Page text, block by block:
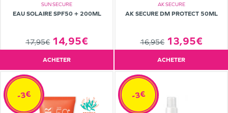
SUN SECURE
EAU SOLAIRE SPF50 + 200ML
17,95€ 14,95€
ACHETER
AK SECURE
AK SECURE DM PROTECT 50ML
16,95€ 13,95€
ACHETER
-3€ -3€